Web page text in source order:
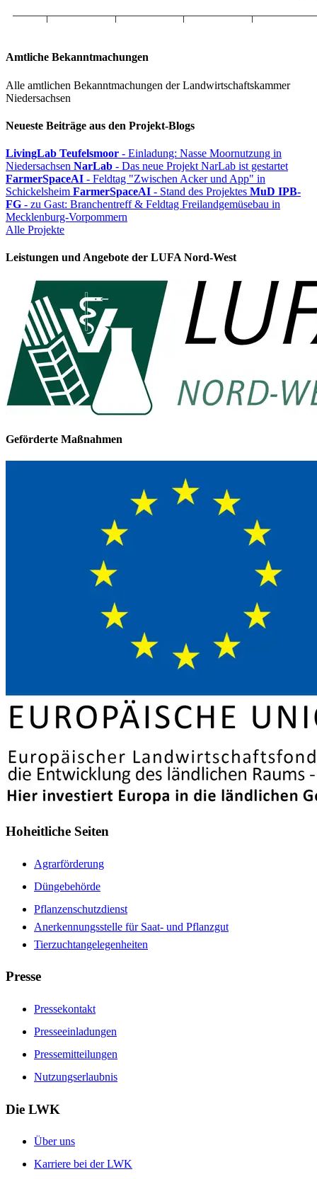
Amtliche Bekanntmachungen
Alle amtlichen Bekanntmachungen der Landwirtschaftskammer
Niedersachsen
Neueste Beiträge aus den Projekt-Blogs
LivingLab Teufelsmoor - Einladung: Nasse Moornutzung in
Niedersachsen NarLab - Das neue Projekt NarLab ist gestartet
FarmerSpaceAI - Feldtag "Zwischen Acker und App" in
Schickelsheim FarmerSpaceAI - Stand des Projektes MuD IPB-
FG - zu Gast: Branchentreff & Feldtag Freilandgemüsebau in
Mecklenburg-Vorpommern
Alle Projekte
Leistungen und Angebote der LUFA Nord-West
Geförderte Maßnahmen
Hoheitliche Seiten
Agrarförderung
Düngebehörde
Pflanzenschutzdienst
Anerkennungsstelle für Saat- und Pflanzgut
Tierzuchtangelegenheiten
Presse
Pressekontakt
Presseeinladungen
Pressemitteilungen
Nutzungserlaubnis
Die LWK
Über uns
Karriere bei der LWK